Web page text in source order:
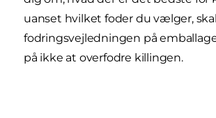
uanset hvilket foder du vælger,
fodringsvejledningen på
på ikke at overfodre killingen.